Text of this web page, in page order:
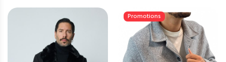
Promotions